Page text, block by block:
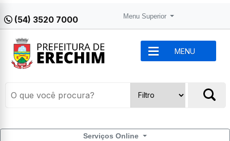
(54) 3520 7000 Menu Superior
MENU
Serviços Online